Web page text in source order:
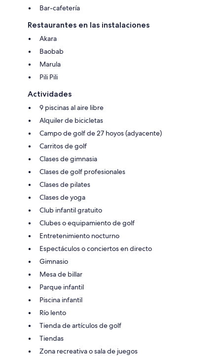
Bar-cafetería
Restaurantes en las instalaciones
Akara
Baobab
Marula
Pili Pili
Actividades
9 piscinas al aire libre
Alquiler de bicicletas
Campo de golf de 27 hoyos (adyacente)
Carritos de golf
Clases de gimnasia
Clases de golf profesionales
Clases de pilates
Clases de yoga
Club infantil gratuito
Clubes o equipamiento de golf
Entretenimiento nocturno
Espectáculos o conciertos en directo
Gimnasio
Mesa de billar
Parque infantil
Piscina infantil
Río lento
Tienda de artículos de golf
Tiendas
Zona recreativa o sala de juegos